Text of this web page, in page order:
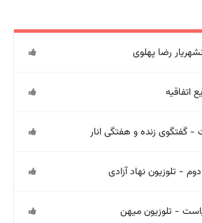
رضا پهلوی
اتفاقیه
- گفتگوی زنده و هفتگی انار
- تلوزیون نهاد آزادی
- تلوزیون میهن